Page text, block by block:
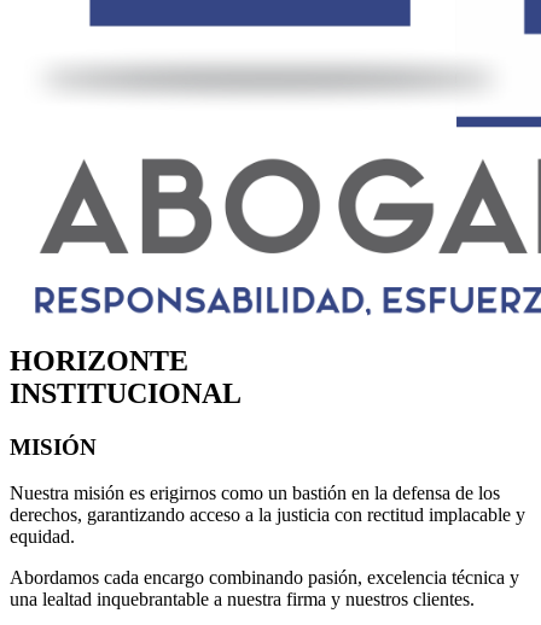
HORIZONTE
INSTITUCIONAL
MISIÓN
Nuestra misión es erigirnos como un bastión en la defensa de los
derechos, garantizando acceso a la justicia con rectitud implacable y
equidad.
Abordamos cada encargo combinando pasión, excelencia técnica y
una lealtad inquebrantable a nuestra firma y nuestros clientes.